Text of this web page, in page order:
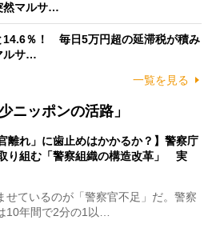
然マルサ…
14.6％！ 毎日5万円超の延滞税が積み
ルサ…
一覧を見る
ニッポンの活路」
離れ」に歯止めはかかるか？】警察庁
り組む「警察組織の構造改革」 実
ているのが「警察官不足」だ。警察
10年間で2分の1以…